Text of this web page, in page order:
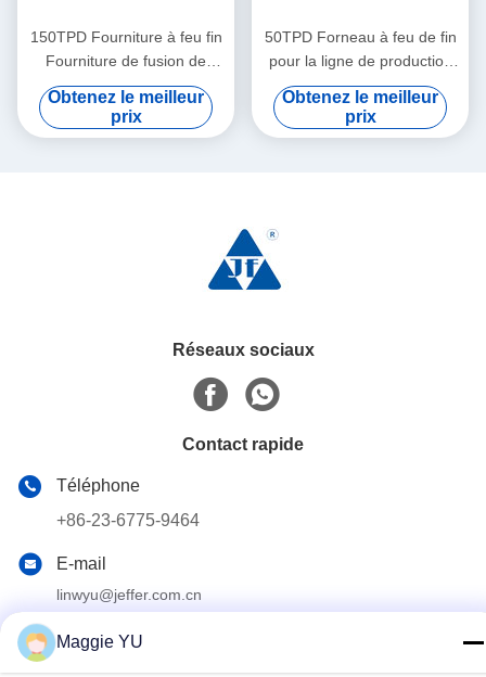
150TPD Fourniture à feu fin
Fourniture de fusion de
verre d'acier doux pour la
fusion de matières
premières
Obtenez le meilleur
prix
50TPD Forneau à feu de fin
pour la ligne de production
de verre
Obtenez le meilleur
prix
Réseaux sociaux
Contact rapide
Téléphone
+86-23-6775-9464
E-mail
linwyu@jeffer.com.cn
Adresse
Maggie YU